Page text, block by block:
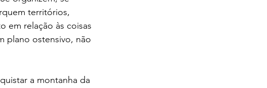
territórios,
em relação às coisas
plano ostensivo, não
a montanha da